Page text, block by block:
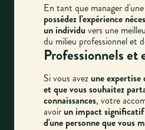
En tant que manager
possédez l'expérience
un individuvers une
du milieu professionnel et
Professionnels et
Si vous avezune expertise
et que vous souhaitez
connaissances, votre
avoirun impact
d'une personne que vous